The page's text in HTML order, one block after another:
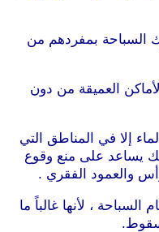
السباحة بمفردهم من
العميقة من دون
إلا في المناطق التي
يساعد على منع وقوع
والعمود الفقري .
السباحة ، لأنها غالباً ما